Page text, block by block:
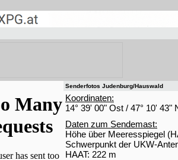
Senderfotos Judenburg/Hauswald
Koordinaten:
14° 39' 00" Ost / 47° 10' 43"
Daten zum Sendemast:
Höhe über Meeresspiegel
Schwerpunkt der UKW-
HAAT: 222 m